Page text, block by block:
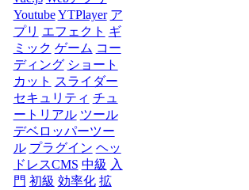
YoutubeYTPlayer ア
プリ エフェクト ギ
ミック ゲーム コー
ディング ショート
カット スライダー
セキュリティ チュ
ートリアル ツール
デベロッパーツー
ル プラグイン ヘッ
ドレスCMS 中級 入
門 初級 効率化 拡